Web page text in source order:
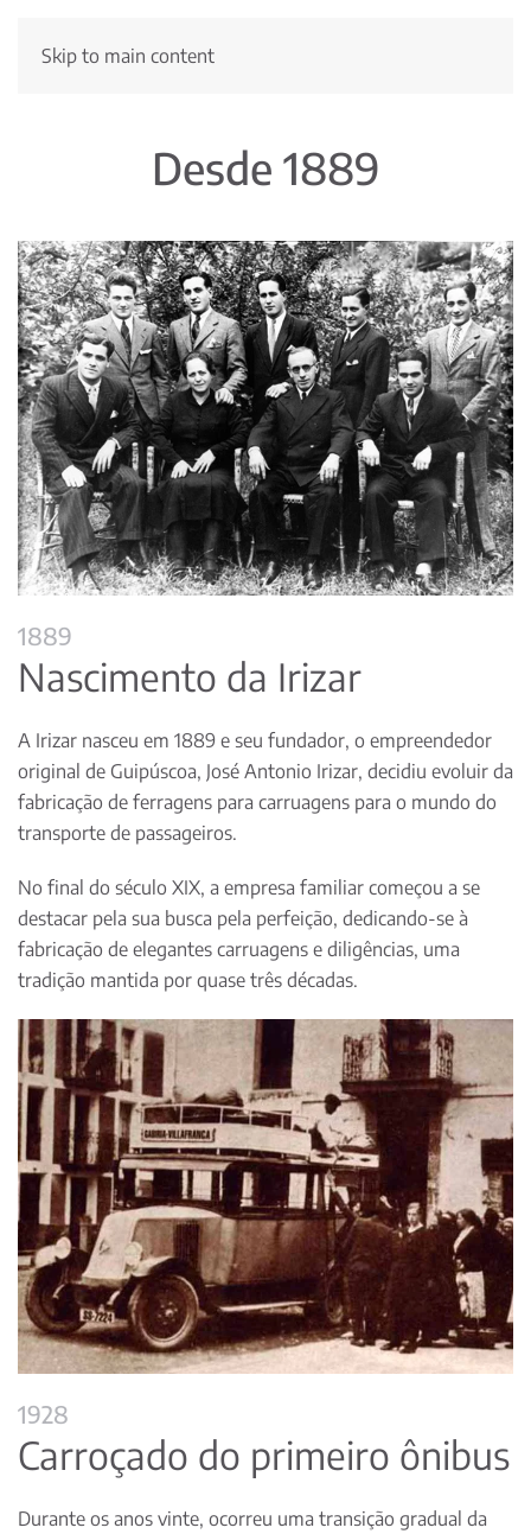
Skip to main content
Desde 1889
1889
Nascimento da Irizar
A Irizar nasceu em 1889 e seu fundador, o empreendedor
original de Guipúscoa, José Antonio Irizar, decidiu evoluir da
fabricação de ferragens para carruagens para o mundo do
transporte de passageiros.
No final do século XIX, a empresa familiar começou a se
destacar pela sua busca pela perfeição, dedicando-se à
fabricação de elegantes carruagens e diligências, uma
tradição mantida por quase três décadas.
1928
Carroçado do primeiro ônibus
Durante os anos vinte, ocorreu uma transição gradual da